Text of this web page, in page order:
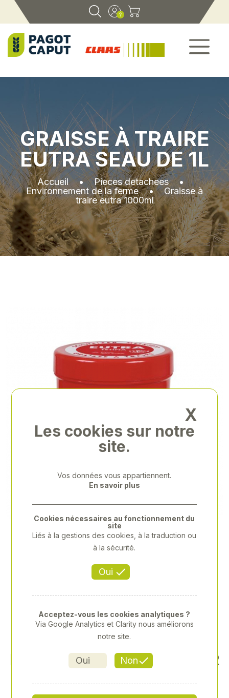
GRAISSE À TRAIRE
EUTRA SEAU DE 1L
Accueil•Pieces detachees•
Environnement de la ferme•Graisse à
traire eutra 1000ml
PROTECTION ET SOIN POUR
X
Les cookies sur notre
site.
Vos données vous appartiennent.
En savoir plus
Oui
Cookies nécessaires au fonctionnement du
site
Liés à la gestions des cookies, à la traduction ou
à la sécurité.
Oui Non
Acceptez-vous les cookies analytiques ?
Via Google Analytics et Clarity nous améliorons
notre site.